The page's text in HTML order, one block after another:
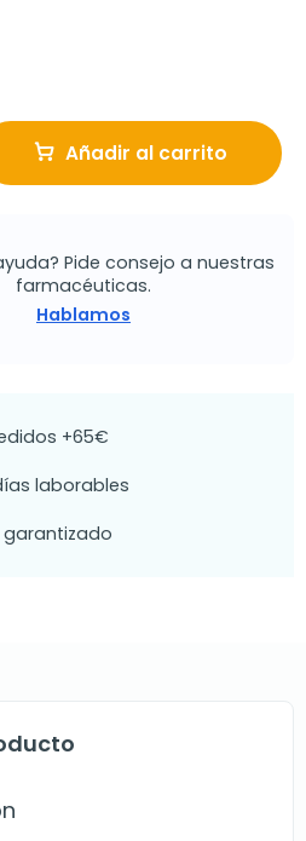
Añadir al carrito
Pide consejo a nuestras
farmacéuticas.
Hablamos
+65€
laborables
garantizado